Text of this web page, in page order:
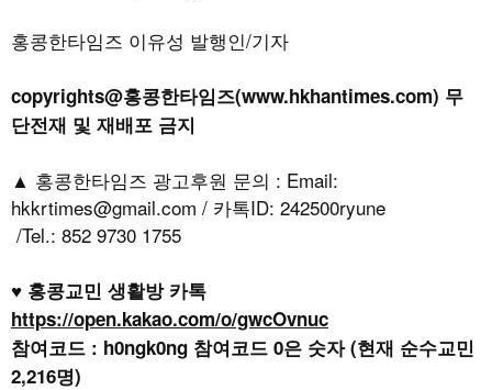
홍콩한타임즈 이유성 발행인/기자
copyrights@홍콩한타임즈(www.hkhantimes.com) 무
단전재 및 재배포 금지
▲ 홍콩한타임즈 광고후원 문의 : Email:
hkkrtimes@gmail.com / 카톡ID: 242500ryune
/Tel.: 852 9730 1755
♥ 홍콩교민 생활방 카톡
https://open.kakao.com/o/gwcOvnuc
참여코드 : h0ngk0ng 참여코드 0은 숫자 (현재 순수교민
2,216명)